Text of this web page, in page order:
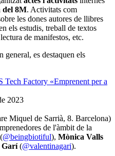
del 8M. Activitats com
les dones autores de llibres
els estudis, treball de textos
de manifestos, etc.
general, es destaquen els
Tech Factory «Emprenent per a
2023
Miquel de Sarrià, 8. Barcelona)
de l'àmbit de la
(@beingbiotiful), Mònica Valls
Garí(@valentinagari).